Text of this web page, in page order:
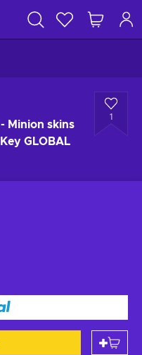
Minion skins
GLOBAL
1